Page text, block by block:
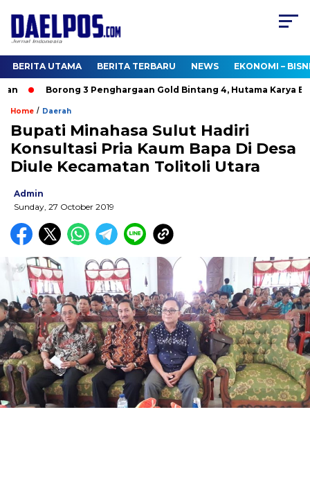
BERITA UTAMA BERITA TERBARU NEWS EKONOMI –
Borong 3 Penghargaan Gold Bintang 4, Hutama Karya
Home / Daerah
Bupati Minahasa Sulut Hadiri
Konsultasi Pria Kaum Bapa Di Desa
Diule Kecamatan Tolitoli Utara
Admin
Sunday, 27 October 2019